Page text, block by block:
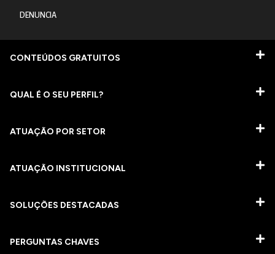
DENUNCIA
CONTEÚDOS GRATUITOS
QUAL É O SEU PERFIL?
ATUAÇÃO POR SETOR
ATUAÇÃO INSTITUCIONAL
SOLUÇÕES DESTACADAS
PERGUNTAS CHAVES​